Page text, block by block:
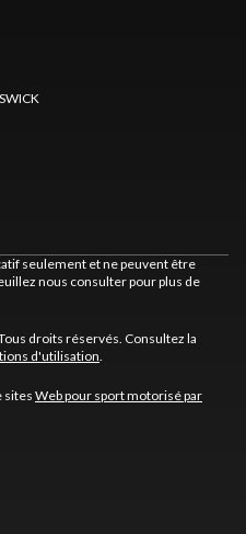
seulement et ne peuvent être
nous consulter pour plus de
droits réservés. Consultez la
d'utilisation
sitesWeb pour sport motorisé par